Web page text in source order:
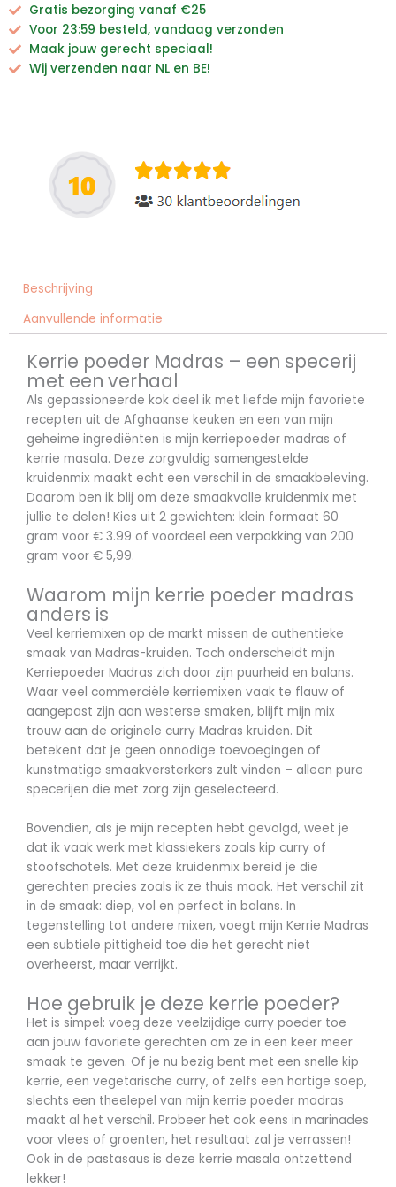
Gratis bezorging vanaf €25
Voor 23:59 besteld, vandaag verzonden
Maak jouw gerecht speciaal!
Wij verzenden naar NL en BE!
Beschrijving
Aanvullende informatie
Kerrie poeder Madras – een specerij
met een verhaal
Als gepassioneerde kok deel ik met liefde mijn favoriete
recepten uit de Afghaanse keuken en een van mijn
geheime ingrediënten is mijn kerriepoeder madras of
kerrie masala. Deze zorgvuldig samengestelde
kruidenmix maakt echt een verschil in de smaakbeleving.
Daarom ben ik blij om deze smaakvolle kruidenmix met
jullie te delen! Kies uit 2 gewichten: klein formaat 60
gram voor € 3.99 of voordeel een verpakking van 200
gram voor € 5,99.
Waarom mijn kerrie poeder madras
anders is
Veel kerriemixen op de markt missen de authentieke
smaak van Madras-kruiden. Toch onderscheidt mijn
Kerriepoeder Madras zich door zijn puurheid en balans.
Waar veel commerciële kerriemixen vaak te flauw of
aangepast zijn aan westerse smaken, blijft mijn mix
trouw aan de originele curry Madras kruiden. Dit
betekent dat je geen onnodige toevoegingen of
kunstmatige smaakversterkers zult vinden – alleen pure
specerijen die met zorg zijn geselecteerd.
Bovendien, als je mijn recepten hebt gevolgd, weet je
dat ik vaak werk met klassiekers zoals kip curry of
stoofschotels. Met deze kruidenmix bereid je die
gerechten precies zoals ik ze thuis maak. Het verschil zit
in de smaak: diep, vol en perfect in balans. In
tegenstelling tot andere mixen, voegt mijn Kerrie Madras
een subtiele pittigheid toe die het gerecht niet
overheerst, maar verrijkt.
Hoe gebruik je deze kerrie poeder?
Het is simpel: voeg deze veelzijdige curry poeder toe
aan jouw favoriete gerechten om ze in een keer meer
smaak te geven. Of je nu bezig bent met een snelle kip
kerrie, een vegetarische curry, of zelfs een hartige soep,
slechts een theelepel van mijn kerrie poeder madras
maakt al het verschil. Probeer het ook eens in marinades
voor vlees of groenten, het resultaat zal je verrassen!
Ook in de pastasaus is deze kerrie masala ontzettend
lekker!